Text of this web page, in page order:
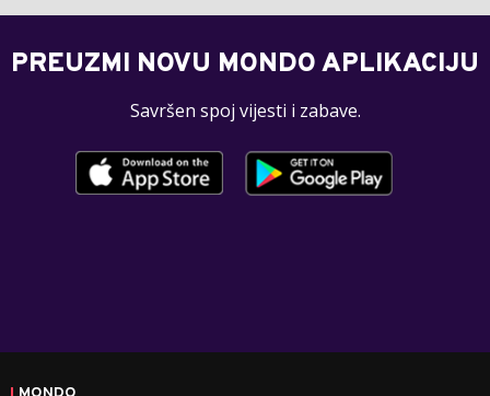
PREUZMI NOVU MONDO APLIKACIJU
Savršen spoj vijesti i zabave.